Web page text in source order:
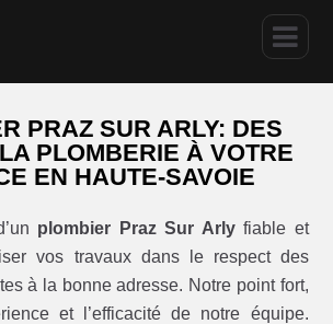
PRAZ SUR ARLY: DES
PLOMBERIE À VOTRE
EN HAUTE-SAVOIE
plombier Praz Sur Arlyfiable et
vos travaux dans le respect des
à la bonne adresse. Notre point fort,
et l’efficacité de notre équipe.